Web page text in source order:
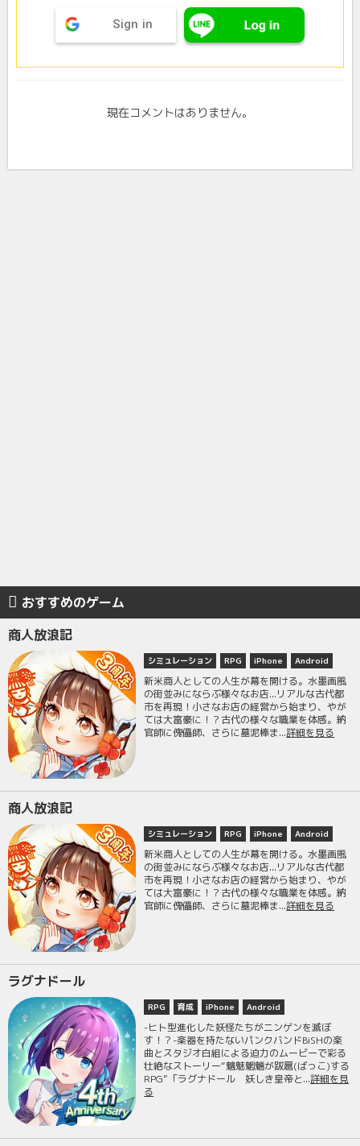
Sign in
現在コメントはありません。
おすすめのゲーム
商人放浪記
シミュレーション RPG iPhone Android
新米商人としての人生が幕を開ける。水墨画風
の街並みにならぶ様々なお店...リアルな古代都
市を再現！小さなお店の経営から始まり、やが
ては大富豪に！？古代の様々な職業を体感。納
官師に傀儡師、さらに墓泥棒ま...詳細を見る
商人放浪記
シミュレーション RPG iPhone Android
新米商人としての人生が幕を開ける。水墨画風
の街並みにならぶ様々なお店...リアルな古代都
市を再現！小さなお店の経営から始まり、やが
ては大富豪に！？古代の様々な職業を体感。納
官師に傀儡師、さらに墓泥棒ま...詳細を見る
ラグナドール
RPG 育成 iPhone Android
-ヒト型進化した妖怪たちがニンゲンを滅ぼ
す！？-楽器を持たないパンクバンドBiSHの楽
曲とスタジオ白組による迫力のムービーで彩る
壮絶なストーリー“魑魅魍魎が跋扈(ばっこ)する
RPG”「ラグナドール 妖しき皇帝と...詳細を見
る